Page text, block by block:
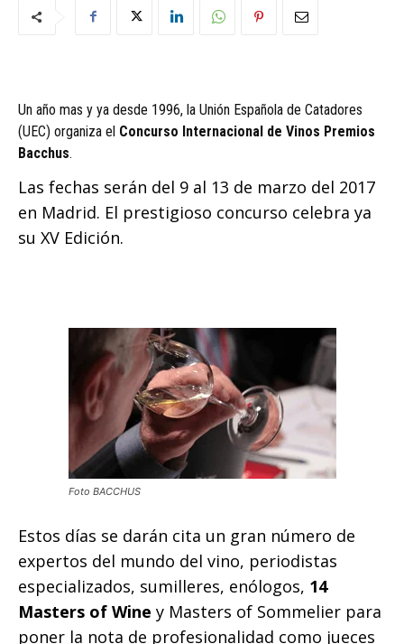
Un año mas y ya desde 1996, la Unión Española de Catadores
(UEC) organiza el Concurso Internacional de Vinos Premios
Bacchus.
Las fechas serán del 9 al 13 de marzo del 2017
en Madrid. El prestigioso concurso celebra ya
su XV Edición.
Foto BACCHUS
Estos días se darán cita un gran número de
expertos del mundo del vino, periodistas
especializados, sumilleres, enólogos, 14
Masters of Wine y Masters of Sommelier para
poner la nota de profesionalidad como jueces